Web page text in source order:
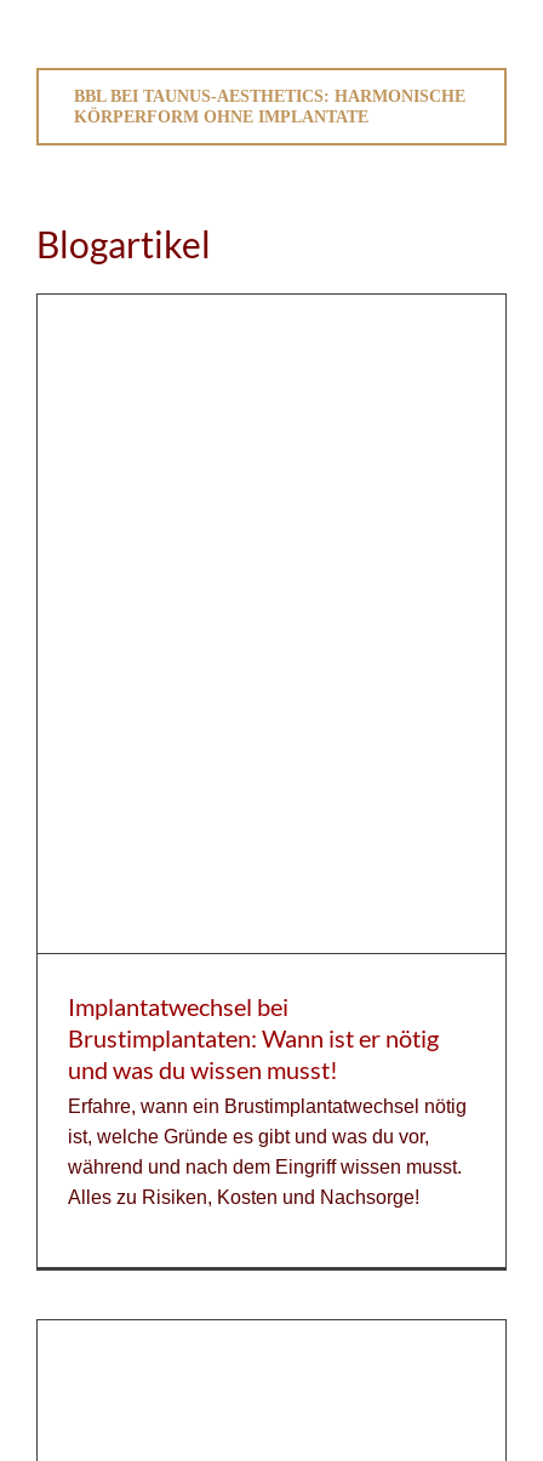
BBL BEI TAUNUS-AESTHETICS: HARMONISCHE
KÖRPERFORM OHNE IMPLANTATE
Blogartikel
Implantatwechsel bei
Brustimplantaten: Wann ist er nötig
und was du wissen musst!
Erfahre, wann ein Brustimplantatwechsel nötig
ist, welche Gründe es gibt und was du vor,
während und nach dem Eingriff wissen musst.
Alles zu Risiken, Kosten und Nachsorge!